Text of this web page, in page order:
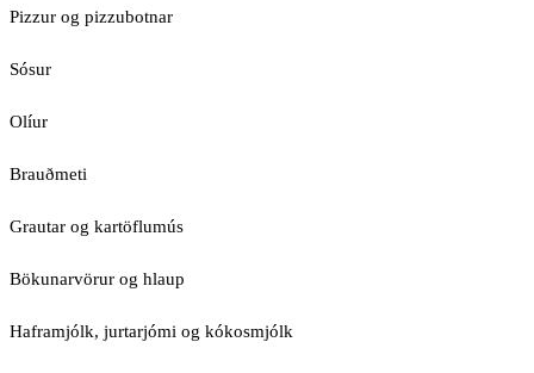
Pizzur og pizzubotnar
Sósur
Olíur
Brauðmeti
Grautar og kartöflumús
Bökunarvörur og hlaup
Haframjólk, jurtarjómi og kókosmjólk